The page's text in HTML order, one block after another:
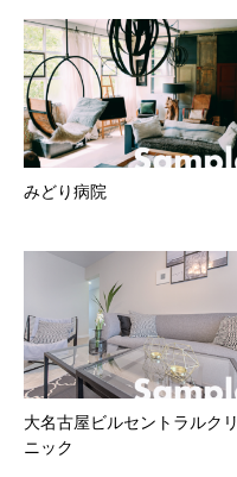
みどり病院
大名古屋ビルセントラルクリ
ニック